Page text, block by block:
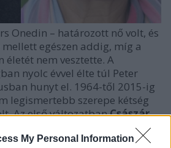
My Personal Information
Onedin – határozott nő volt, és
egészen addig, míg a
életét nem vesztette. A
nyolc évvel élte túl Peter
hunyt el. 1964-től 2015-ig
legismertebb szerepe kétség
Az első változatbanCsászár
Szirtes Ági magyarította
a magyar színésznőnek